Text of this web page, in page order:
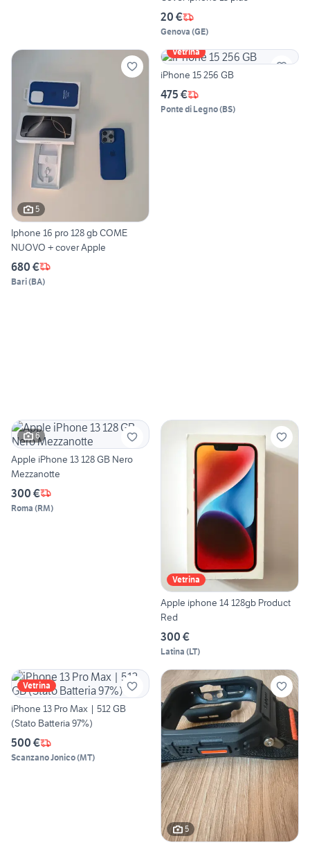
20 €
Genova (GE)
5
Iphone 16 pro 128 gb COME
NUOVO + cover Apple
680 €
Bari(BA)
Vetrina
iPhone 15 256 GB
475 €
Ponte di Legno(BS)
6
Apple iPhone 13 128 GB Nero
Mezzanotte
300 €
Roma (RM)
Vetrina
Apple iphone 14 128gb Product
Red
300 €
Latina (LT)
Vetrina
iPhone 13 Pro Max | 512 GB
(Stato Batteria 97%)
500 €
Scanzano Jonico(MT)
5